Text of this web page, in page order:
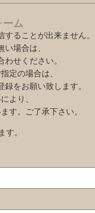
ーム
ることが出来ません。
い場合は、
せください。
定の場合は、
録をお願い致します。
より、
す。ご了承下さい。
す。